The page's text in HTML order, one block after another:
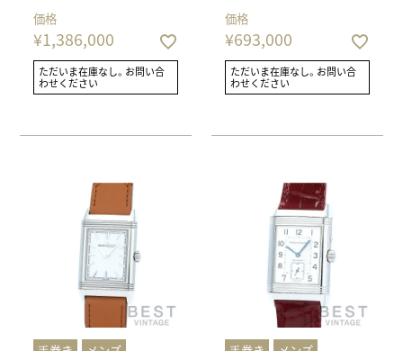
価格
¥1,386,000
ただいま在庫なし。お問い合
わせください
価格
¥693,000
ただいま在庫なし。お問い合
わせください